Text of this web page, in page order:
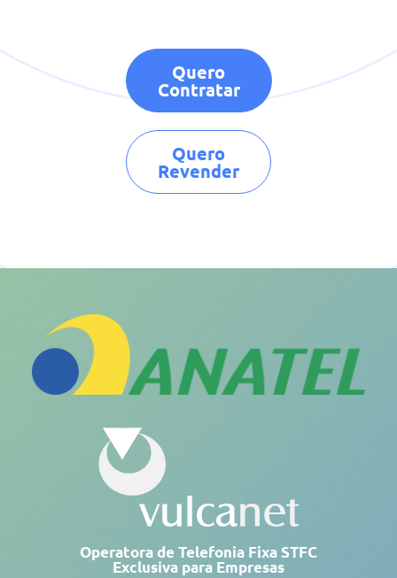
Quero
Contratar
Quero
Revender
Operatora de Telefonia Fixa STFC
Exclusiva para Empresas